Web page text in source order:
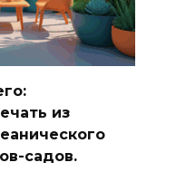
из
садов.